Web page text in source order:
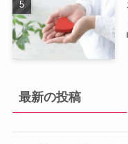
最新の投稿